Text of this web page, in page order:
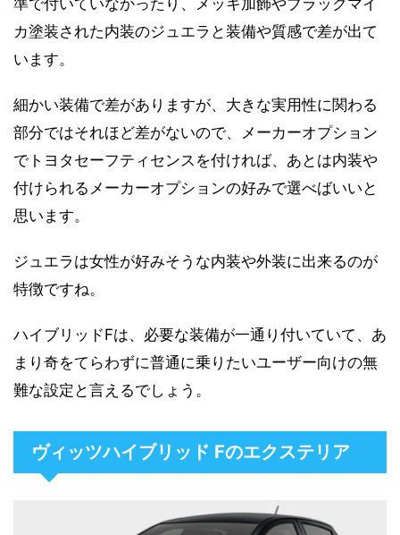
準で付いていなかったり、メッキ加飾やブラックマイ
カ塗装された内装のジュエラと装備や質感で差が出て
います。
細かい装備で差がありますが、大きな実用性に関わる
部分ではそれほど差がないので、メーカーオプション
でトヨタセーフティセンスを付ければ、あとは内装や
付けられるメーカーオプションの好みで選べばいいと
思います。
ジュエラは女性が好みそうな内装や外装に出来るのが
特徴ですね。
ハイブリッドFは、必要な装備が一通り付いていて、あ
まり奇をてらわずに普通に乗りたいユーザー向けの無
難な設定と言えるでしょう。
ヴィッツハイブリッド Fのエクステリア